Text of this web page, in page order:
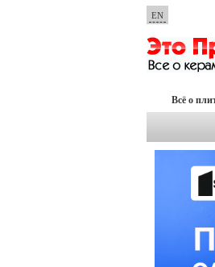
EN
Всё о